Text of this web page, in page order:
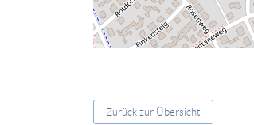
Zurück zur Übersicht